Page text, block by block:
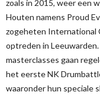
zoals in 2015, weer een
Houten namens Proud
zogeheten International
optreden in
masterclasses gaan
het eerste NK
waaronder hun speciale